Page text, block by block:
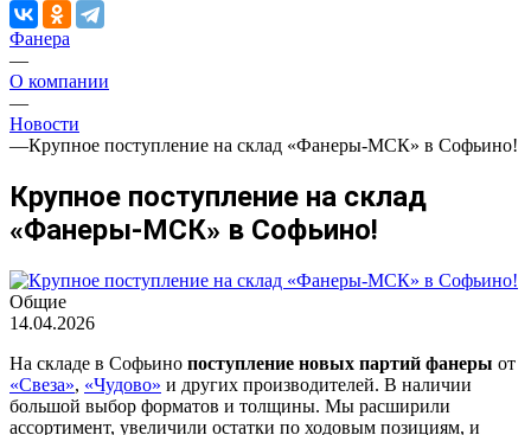
Фанера
—
О компании
—
Новости
—Крупное поступление на склад «Фанеры-МСК» в Софьино!
Крупное поступление на склад
«Фанеры-МСК» в Софьино!
Общие
14.04.2026
На складе в Софьино поступление новых партий фанеры от
«Свеза», «Чудово» и других производителей. В наличии
большой выбор форматов и толщины. Мы расширили
ассортимент, увеличили остатки по ходовым позициям, и